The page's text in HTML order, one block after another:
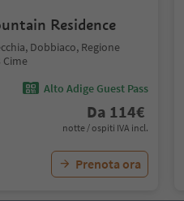
Residence
Dobbiaco, Regione
Alto Adige Guest Pass
Da 114€
notte / ospiti IVA incl.
Prenota ora